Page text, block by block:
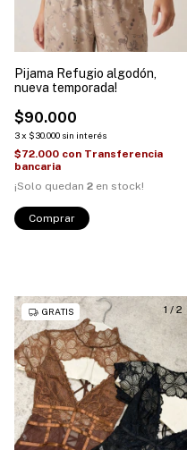
Pijama Refugio algodón,
nueva temporada!
$90.000
3x $30.000 sin interés
$72.000 con Transferencia
bancaria
¡Solo quedan 2 en stock!
Comprar
1 /2
GRATIS